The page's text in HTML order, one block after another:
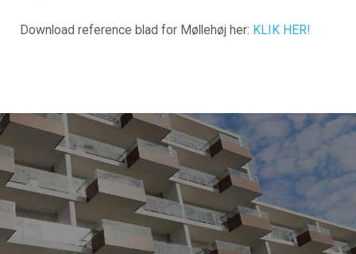
Download reference blad for Møllehøj her: KLIK HER!